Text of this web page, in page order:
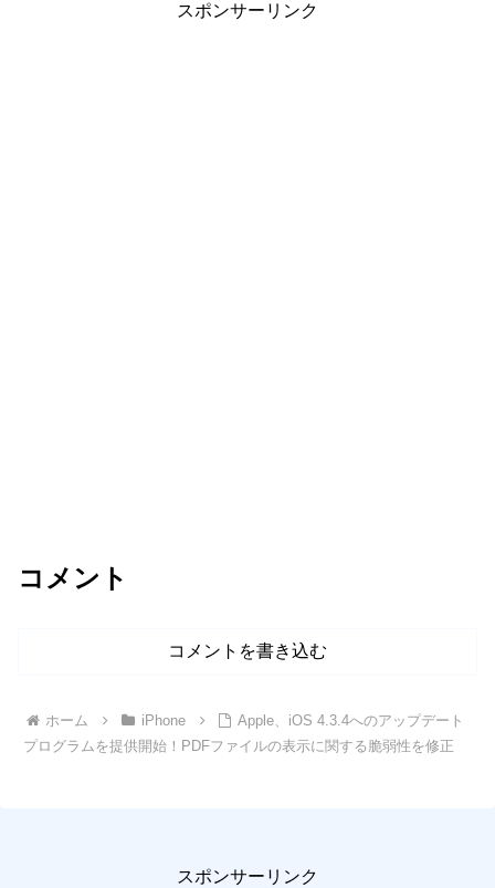
スポンサーリンク
コメント
コメントを書き込む
ホーム iPhone
Apple、iOS 4.3.4へのアップデート
プログラムを提供開始！PDFファイルの表示に関する脆弱性を修正
スポンサーリンク